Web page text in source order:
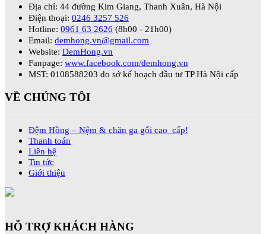
Địa chỉ: 44 đường Kim Giang, Thanh Xuân, Hà Nội
Điện thoại: 0246 3257 526
Hotline: 0961 63 2626 (8h00 - 21h00)
Email: demhong.vn@gmail.com
Website: DemHong.vn
Fanpage: www.facebook.com/demhong.vn
MST: 0108588203 do sở kế hoạch đầu tư TP Hà Nội cấp
VỀ CHÚNG TÔI
Đệm Hồng – Nệm & chăn ga gối cao cấp!
Thanh toán
Liên hệ
Tin tức
Giới thiệu
HỖ TRỢ KHÁCH HÀNG